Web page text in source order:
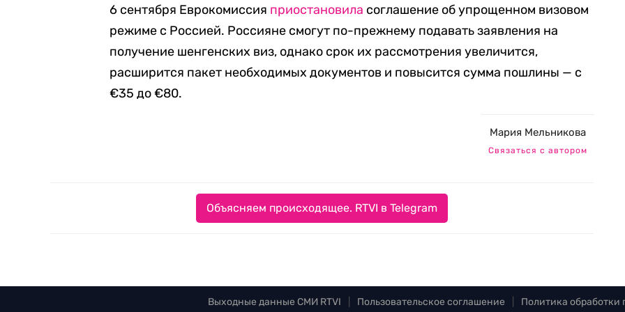
6 сентября Еврокомиссия приостановила соглашение об упрощенном визовом
режиме с Россией. Россияне смогут по-прежнему подавать заявления на
получение шенгенских виз, однако срок их рассмотрения увеличится,
расширится пакет необходимых документов и повысится сумма пошлины — с
€35 до €80.
Мария Мельникова
Связаться с автором
Объясняем происходящее. RTVI в Telegram
Выходные данные СМИ RTVI Пользовательское соглашение Политика